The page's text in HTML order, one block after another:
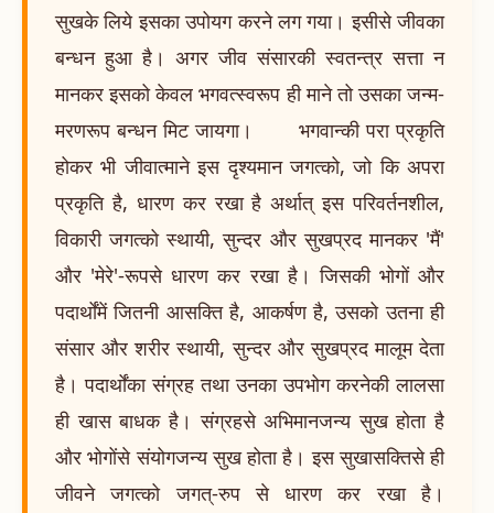
सुखके लिये इसका उपोयग करने लग गया। इसीसे जीवका
बन्धन हुआ है। अगर जीव संसारकी स्वतन्त्र सत्ता न
मानकर इसको केवल भगवत्स्वरूप ही माने तो उसका जन्म-
मरणरूप बन्धन मिट जायगा। भगवान्की परा प्रकृति
होकर भी जीवात्माने इस दृश्यमान जगत्को, जो कि अपरा
प्रकृति है, धारण कर रखा है अर्थात् इस परिवर्तनशील,
विकारी जगत्को स्थायी, सुन्दर और सुखप्रद मानकर 'मैं'
और 'मेरे'-रूपसे धारण कर रखा है। जिसकी भोगों और
पदार्थोंमें जितनी आसक्ति है, आकर्षण है, उसको उतना ही
संसार और शरीर स्थायी, सुन्दर और सुखप्रद मालूम देता
है। पदार्थोंका संग्रह तथा उनका उपभोग करनेकी लालसा
ही खास बाधक है। संग्रहसे अभिमानजन्य सुख होता है
और भोगोंसे संयोगजन्य सुख होता है। इस सुखासक्तिसे ही
जीवने जगत्को जगत्-रुप से धारण कर रखा है।